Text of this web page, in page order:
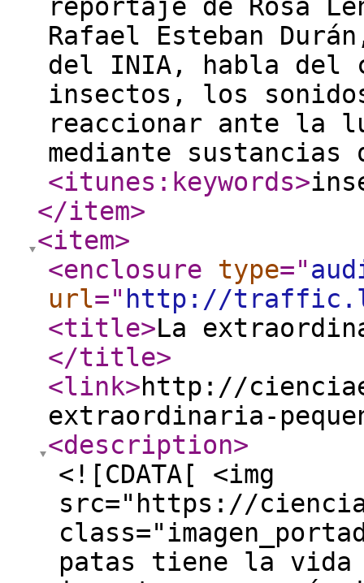
reportaje de Rosa
Rafael Esteban
del INIA, habla del
insectos, los
reaccionar ante la
mediante sustancias
<itunes:keywords>
</item>
<item>
<enclosure
type="
url=" http://
<title>La
</title>
<link>http://
extraordinaria-
<description>
<![CDATA[ <img
src="https://
patas tiene la vida